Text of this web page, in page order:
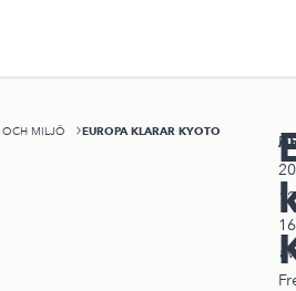
OCH MILJÖ EUROPA KLARAR KYOTO
16
av